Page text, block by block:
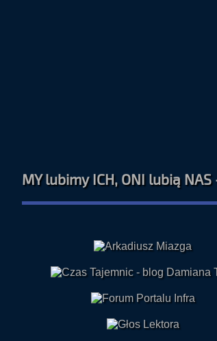
MY lubimy ICH, ONI lubią NAS